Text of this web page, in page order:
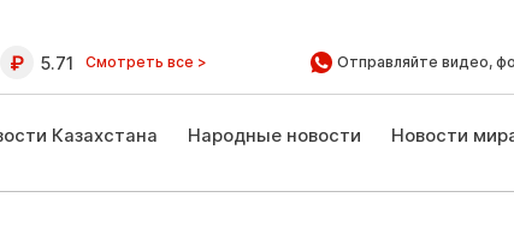
5.71 Смотреть все > Отправляйте видео,
Казахстана Народные новости Новости